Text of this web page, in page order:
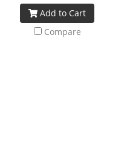
Add to Cart
Compare